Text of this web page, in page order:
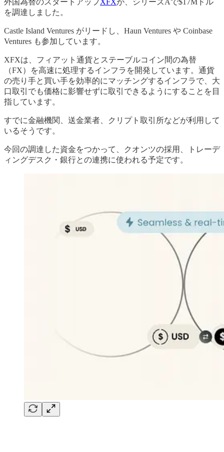
外国為替のスタートアップ XFXが、シリーズAで$17Mドル
を調達しました。
Castle Island Ventures がリードし、Haun Ventures や Coinbase
Ventures も参加しています。
XFXは、フィアット通貨とステーブルコイン間の為替
（FX）を高速に処理するインフラを開発しています。通貨
の売り手と買い手を効率的にマッチングするインフラで、大
口取引でも価格に影響せずに取引できるようにすることを目
指しています。
すでに金融機関、送金業者、クリプト取引所などが利用して
いるそうです。
今回の調達した資金をつかって、クオンツの採用、トレーデ
ィングデスク・銀行との連携に使われる予定です。